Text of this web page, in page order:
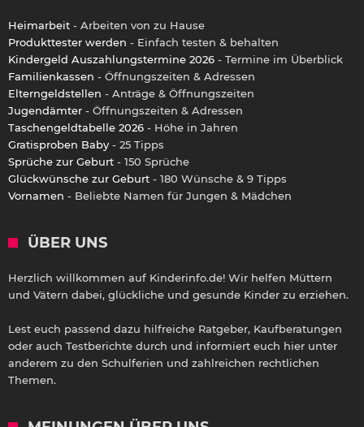
Heimarbeit - Arbeiten von zu Hause
Produkttester werden - Einfach testen & behalten
Kindergeld Auszahlungstermine 2026 - Termine im Überblick
Familienkassen - Öffnungszeiten & Adressen
Elterngeldstellen - Anträge & Öffnungszeiten
Jugendämter - Öffnungszeiten & Adressen
Taschengeldtabelle 2026 - Höhe in Jahren
Gratisproben Baby - 25 Tipps
Sprüche zur Geburt - 150 Sprüche
Glückwünsche zur Geburt - 180 Wünsche & 9 Tipps
Vornamen - Beliebte Namen für Jungen & Mädchen
ÜBER UNS
Herzlich willkommen auf Kinderinfo.de! Wir helfen Müttern
und Vätern dabei, glückliche und gesunde Kinder zu erziehen.
Lest euch passend dazu hilfreiche Ratgeber, Kaufberatungen
oder auch Testberichte durch und informiert euch hier unter
anderem zu den Schulferien und zahlreichen rechtlichen
Themen.